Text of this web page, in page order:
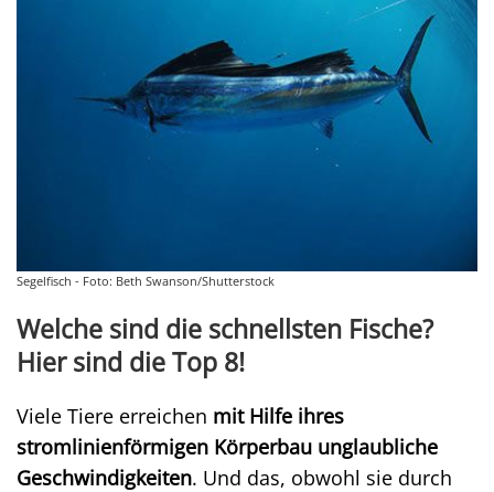
Segelfisch - Foto: Beth Swanson/Shutterstock
Welche sind die schnellsten Fische?
Hier sind die Top 8!
Viele Tiere erreichen mit Hilfe ihres
stromlinienförmigen Körperbau unglaubliche
Geschwindigkeiten. Und das, obwohl sie durch